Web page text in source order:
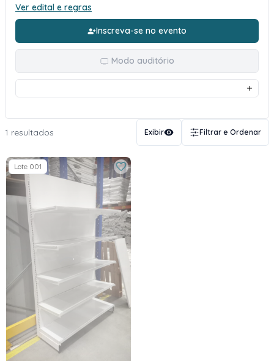
Ver edital e regras
Inscreva-se no evento
Modo auditório
1 resultados Exibir Filtrar e Ordenar
Lote 001